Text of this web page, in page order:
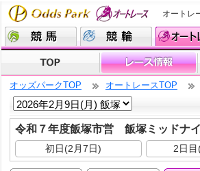
オートレ
オッズパークTOP オートレースTOP
令和７年度飯塚市営 飯塚ミッド
初日(2月7日) 2日